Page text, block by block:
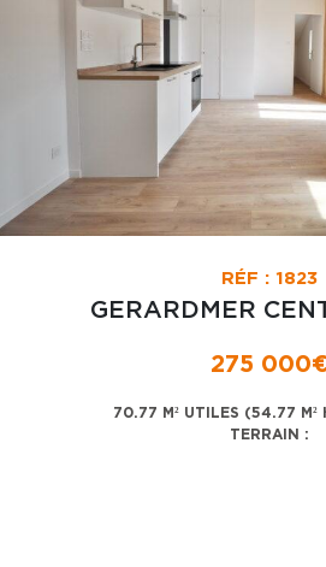
RÉF : 1823
GERARDMER
275
70.77 M² UTILES (54.77 M²
TERRAIN :